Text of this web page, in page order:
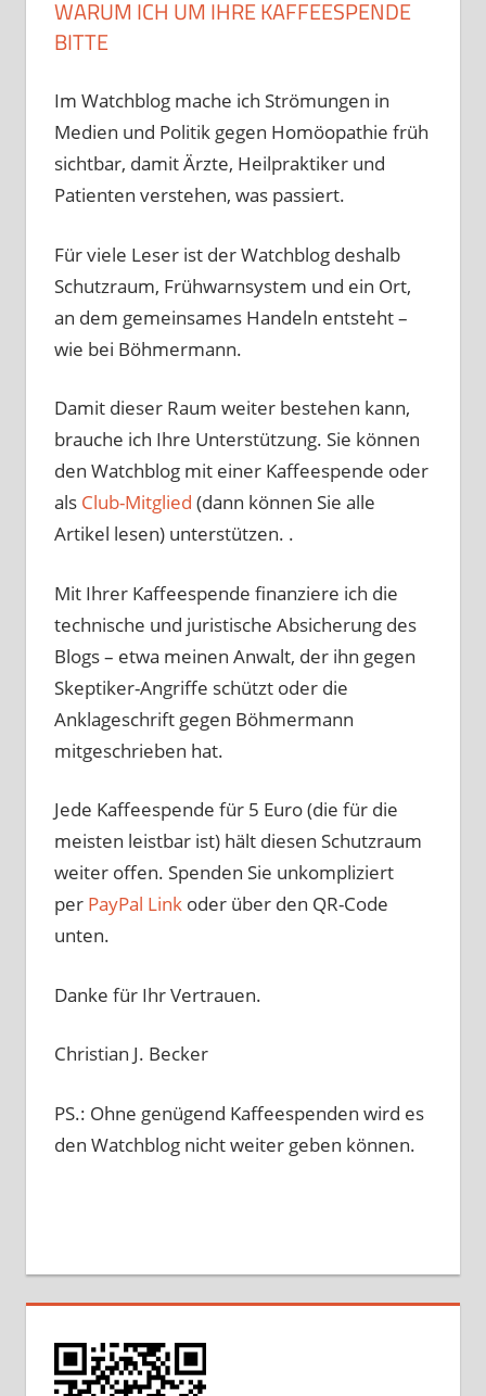
WARUM ICH UM IHRE KAFFEESPENDE
BITTE
Im Watchblog mache ich Strömungen in
Medien und Politik gegen Homöopathie früh
sichtbar, damit Ärzte, Heilpraktiker und
Patienten verstehen, was passiert.
Für viele Leser ist der Watchblog deshalb
Schutzraum, Frühwarnsystem und ein Ort,
an dem gemeinsames Handeln entsteht –
wie bei Böhmermann.
Damit dieser Raum weiter bestehen kann,
brauche ich Ihre Unterstützung. Sie können
den Watchblog mit einer Kaffeespende oder
als Club-Mitglied (dann können Sie alle
Artikel lesen) unterstützen. .
Mit Ihrer Kaffeespende finanziere ich die
technische und juristische Absicherung des
Blogs – etwa meinen Anwalt, der ihn gegen
Skeptiker-Angriffe schützt oder die
Anklageschrift gegen Böhmermann
mitgeschrieben hat.
Jede Kaffeespende für 5 Euro (die für die
meisten leistbar ist) hält diesen Schutzraum
weiter offen. Spenden Sie unkompliziert
per PayPal Linkoder über den QR-Code
unten.
Danke für Ihr Vertrauen.
Christian J. Becker
PS.: Ohne genügend Kaffeespenden wird es
den Watchblog nicht weiter geben können.